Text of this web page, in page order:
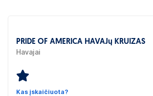
PRIDE OF AMERICA HAVAJų KRUIZAS
Havajai
Kas įskaičiuota?